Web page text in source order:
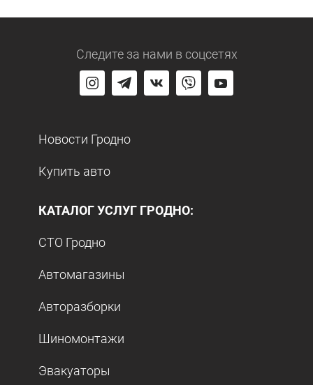
Следите за нами в соцсетях
Новости Гродно
Купить авто
КАТАЛОГ УСЛУГ ГРОДНО:
СТО Гродно
Автомагазины
Авторазборки
Шиномонтажи
Эвакуаторы